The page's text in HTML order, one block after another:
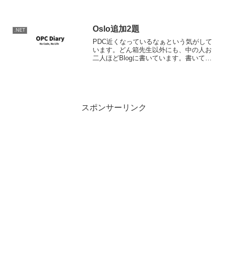
.NET Oslo追加2題
PDC近くなっているなぁという気がして
います。どん箱先生以外にも、中の人お
二人ほどBlogに書いています。書いても
スポンサーリンク